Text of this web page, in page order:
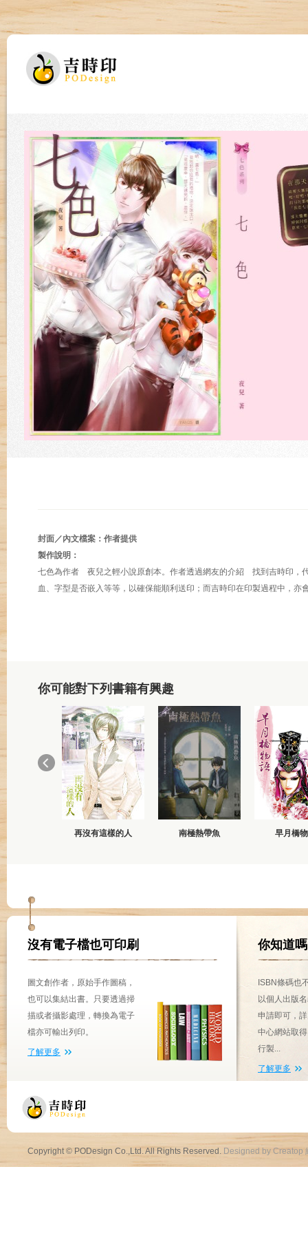
封面／內文檔案：作者提供
製作說明：
七色為作者 夜兒之輕小說原創本。作者透過網友的介紹 找到吉時印，
血、字型是否嵌入等等，以確保能順利送印；而吉時印在印製過程中，
你可能對下列書籍有興趣
再沒有這樣的人 南極熱帶魚 早月橋
沒有電子檔也可印刷
圖文創作者，原始手作圖稿，
也可以集結出書。只要透過掃
描或者攝影處理，轉換為電子
檔亦可輸出列印。
了解更多
你知道
ISBN條碼也
以個人出版
申請即可，
中心網站取
行製...
了解更多
Copyright © PODesign Co.,Ltd. All Rights Reserved. Designed by Creatop